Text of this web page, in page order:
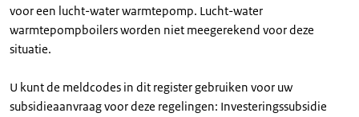
voor een lucht-water warmtepomp. Lucht-water
warmtepompboilers worden niet meegerekend voor deze
situatie.
U kunt de meldcodes in dit register gebruiken voor uw
subsidieaanvraag voor deze regelingen: Investeringssubsidie